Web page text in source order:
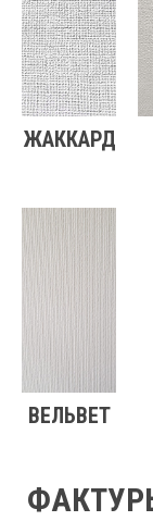
ЖАККАРД
ВЕЛЬВЕТ